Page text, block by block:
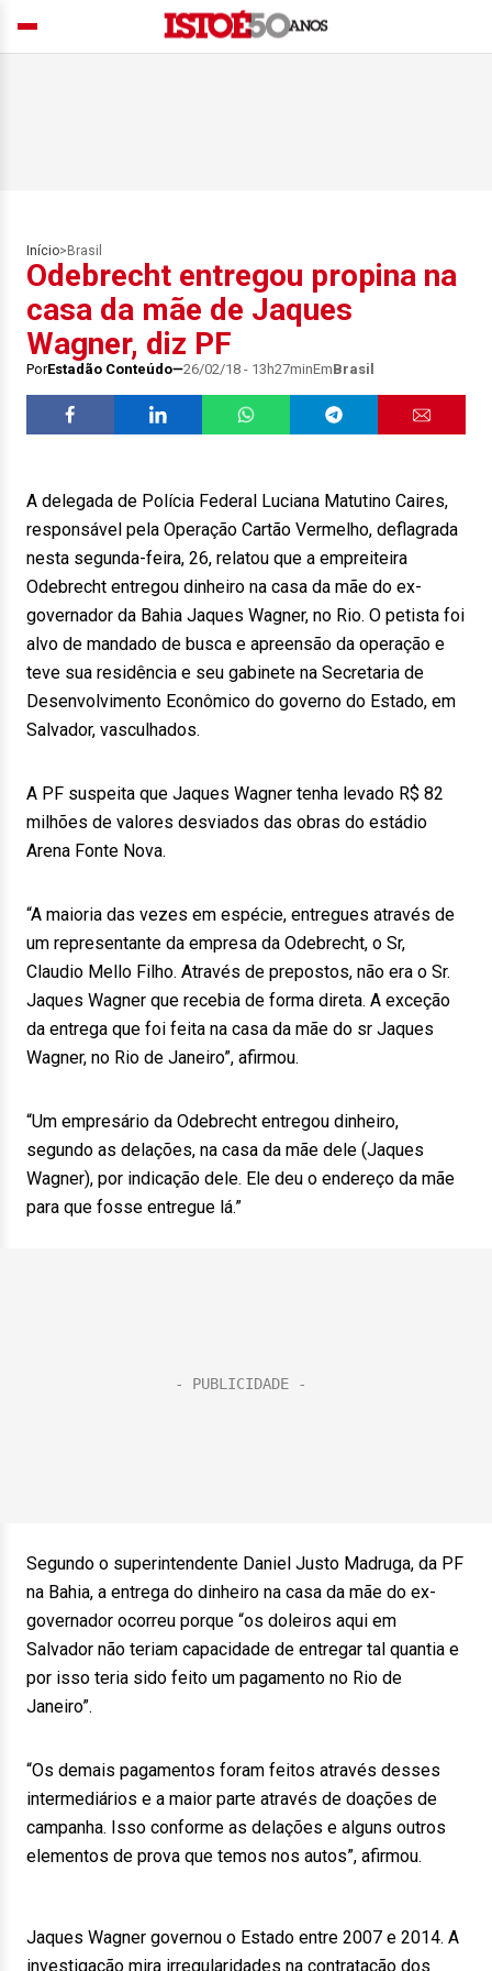
Início> Brasil
Odebrecht entregou propina na
casa da mãe de Jaques
Wagner, diz PF
PorEstadão Conteúdo 26/02/18 - 13h27minEmBrasil
A delegada de Polícia Federal Luciana Matutino Caires,
responsável pela Operação Cartão Vermelho, deflagrada
nesta segunda-feira, 26, relatou que a empreiteira
Odebrecht entregou dinheiro na casa da mãe do ex-
governador da Bahia Jaques Wagner, no Rio. O petista foi
alvo de mandado de busca e apreensão da operação e
teve sua residência e seu gabinete na Secretaria de
Desenvolvimento Econômico do governo do Estado, em
Salvador, vasculhados.
A PF suspeita que Jaques Wagner tenha levado R$ 82
milhões de valores desviados das obras do estádio
Arena Fonte Nova.
“A maioria das vezes em espécie, entregues através de
um representante da empresa da Odebrecht, o Sr,
Claudio Mello Filho. Através de prepostos, não era o Sr.
Jaques Wagner que recebia de forma direta. A exceção
da entrega que foi feita na casa da mãe do sr Jaques
Wagner, no Rio de Janeiro”, afirmou.
“Um empresário da Odebrecht entregou dinheiro,
segundo as delações, na casa da mãe dele (Jaques
Wagner), por indicação dele. Ele deu o endereço da mãe
para que fosse entregue lá.”
Segundo o superintendente Daniel Justo Madruga, da PF
na Bahia, a entrega do dinheiro na casa da mãe do ex-
governador ocorreu porque “os doleiros aqui em
Salvador não teriam capacidade de entregar tal quantia e
por isso teria sido feito um pagamento no Rio de
Janeiro”.
“Os demais pagamentos foram feitos através desses
intermediários e a maior parte através de doações de
campanha. Isso conforme as delações e alguns outros
elementos de prova que temos nos autos”, afirmou.
Jaques Wagner governou o Estado entre 2007 e 2014. A
investigação mira irregularidades na contratação dos